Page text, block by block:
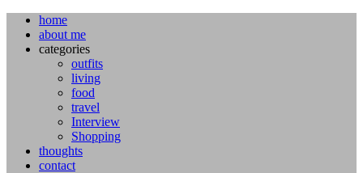
home
about me
categories
outfits
living
food
travel
Interview
Shopping
thoughts
contact